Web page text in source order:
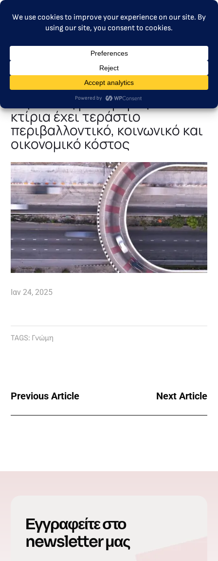
ΜΕΝΟΎ
Η στροφή στο σύστημα
εμπορίας εκπομπών της ΕΕ για
τις οδικές μεταφορές και τα
κτίρια έχει τεράστιο
περιβαλλοντικό, κοινωνικό και
οικονομικό κόστος
Ιαν 24, 2025
TAGS: Γνώμη
Previous Article Next Article
Εγγραφείτε στο
newsletter μας